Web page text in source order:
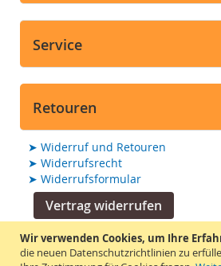
Wir verwenden Cookies, um Ihre
die neuen Datenschutzrichtlinien zu
Service
Retouren
➤ Widerruf und Retouren
➤ Widerrufsrecht
➤ Widerrufsformular
Vertrag widerrufen
Suchmaschine